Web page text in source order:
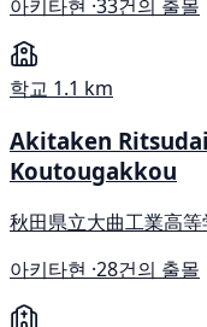
아키타현 ·33건의 출몰
학교 1.1 km
Akitaken
Koutougakkou
秋田県立大曲工業高等
아키타현 ·28건의 출몰